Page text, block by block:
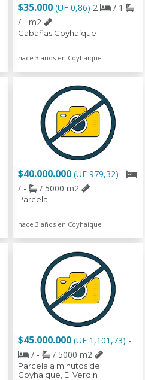
$35.000 (UF 0,86) 2
/ 1
/ - m2
Cabañas Coyhaique
hace 3 años en Coyhaique
$40.000.000 (UF 979,32) -
/ -
/ 5000 m2
Parcela
hace 3 años en Coyhaique
$45.000.000 (UF 1,101,73) -
/ -
/ 5000 m2
Parcela a minutos de
Coyhaique, El Verdin